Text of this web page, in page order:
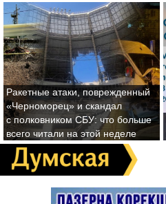
Ракетные атаки, поврежденный
«Черноморец» и скандал
с полковником СБУ: что больше
всего читали на этой неделе